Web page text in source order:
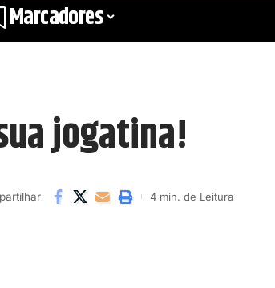
Marcadores
jogatina!
4 min. de Leitura